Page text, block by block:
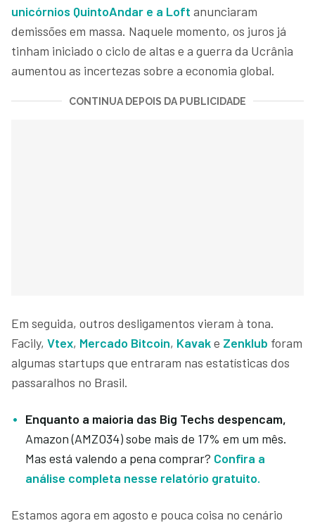
unicórnios QuintoAndar e a Loft anunciaram
demissões em massa. Naquele momento, os juros já
tinham iniciado o ciclo de altas e a guerra da Ucrânia
aumentou as incertezas sobre a economia global.
CONTINUA DEPOIS DA PUBLICIDADE
Em seguida, outros desligamentos vieram à tona.
Facily, Vtex, Mercado Bitcoin, Kavake Zenklub foram
algumas startups que entraram nas estatísticas dos
passaralhos no Brasil.
Enquanto a maioria das Big Techs despencam,
Amazon (AMZO34) sobe mais de 17% em um mês.
Mas está valendo a pena comprar? Confira a
análise completa nesse relatório gratuito.
Estamos agora em agosto e pouca coisa no cenário